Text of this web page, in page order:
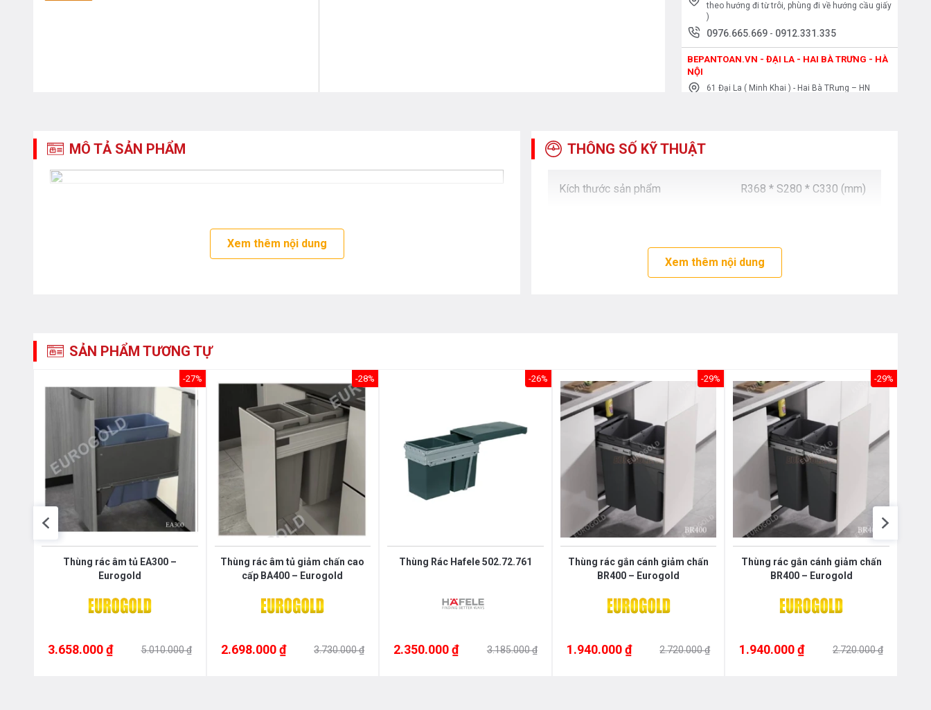
theo hướng đi từ trôi, phùng đi về hướng cầu giấy
)
0976.665.669 - 0912.331.335
BEPANTOAN.VN - ĐẠI LA - HAI BÀ TRƯNG - HÀ
NỘI
61 Đại La ( Minh Khai ) - Hai Bà TRưng – HN
XUÂN - HÀ NỘI
0976.665.669
Hoàng Văn Thụ - Phường 4 - Quân Tân Bình - TP
HCM
0912331335-0976665669
BẾP AN TOÀN SÓC SƠN
Thôn Hương Đình - Xã Mai Đình - Sóc Sơn - TP Hà
0976.665.669 0912.331.335
MÔ TẢ SẢN PHẨM
Xem thêm nội dung
THÔNG SỐ KỸ THUẬT
Kích thước sản phẩm R368 * S280 * C330 (mm)
Xem thêm nội dung
SẢN PHẨM TƯƠNG TỰ
-27%
Thùng rác âm tủ EA300 –
Eurogold
3.658.000 ₫ 5.010.000 ₫
-28%
Thùng rác âm tủ giảm chấn cao
cấp BA400 – Eurogold
2.698.000 ₫ 3.730.000 ₫
-26%
Thùng Rác Hafele 502.72.761
2.350.000 ₫ 3.185.000 ₫
-29%
Thùng rác gắn cánh giảm chấn
BR400 – Eurogold
1.940.000 ₫ 2.720.000 ₫
-29%
Thùng rác gắn cánh giảm chấn
BR400 – Eurogold
1.940.000 ₫ 2.720.000 ₫